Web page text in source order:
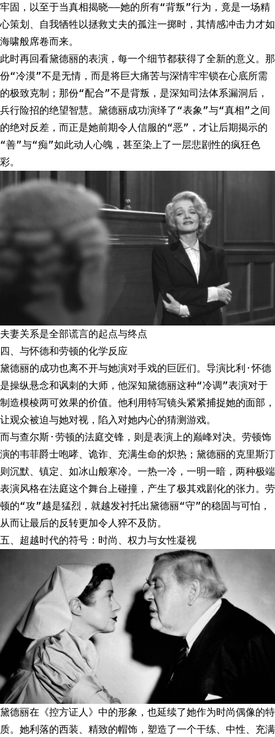
牢固，以至于当真相揭晓——她的所有“背叛”行为，竟是一场精
心策划、自我牺牲以拯救丈夫的孤注一掷时，其情感冲击力才如
海啸般席卷而来。
此时再回看黛德丽的表演，每一个细节都获得了全新的意义。那
份“冷漠”不是无情，而是将巨大痛苦与深情牢牢锁在心底所需
的极致克制；那份“配合”不是背叛，是深知司法体系漏洞后，
兵行险招的绝望智慧。黛德丽成功演绎了“表象”与“真相”之间
的绝对反差，而正是她前期令人信服的“恶”，才让后期揭示的
“善”与“痴”如此动人心魄，甚至染上了一层悲剧性的疯狂色
彩。
夫妻关系是全部谎言的起点与终点
四、与怀德和劳顿的化学反应
黛德丽的成功也离不开与她演对手戏的巨匠们。导演比利·怀德
是操纵悬念和讽刺的大师，他深知黛德丽这种“冷调”表演对于
制造模棱两可效果的价值。他利用特写镜头紧紧捕捉她的面部，
让观众被迫与她对视，陷入对她内心的猜测游戏。
而与查尔斯·劳顿的法庭交锋，则是表演上的巅峰对决。劳顿饰
演的韦菲爵士咆哮、诡诈、充满生命的炽热；黛德丽的克里斯汀
则沉默、镇定、如冰山般寒冷。一热一冷，一明一暗，两种极端
表演风格在法庭这个舞台上碰撞，产生了极其戏剧化的张力。劳
顿的“攻”越是猛烈，就越发衬托出黛德丽“守”的稳固与可怕，
从而让最后的反转更加令人猝不及防。
五、超越时代的符号：时尚、权力与女性凝视
黛德丽在《控方证人》中的形象，也延续了她作为时尚偶像的特
质。她利落的西装、精致的帽饰，塑造了一个干练、中性、充满